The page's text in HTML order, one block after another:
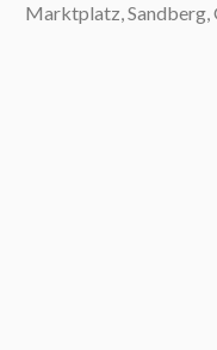
Marktplatz, Sandberg,